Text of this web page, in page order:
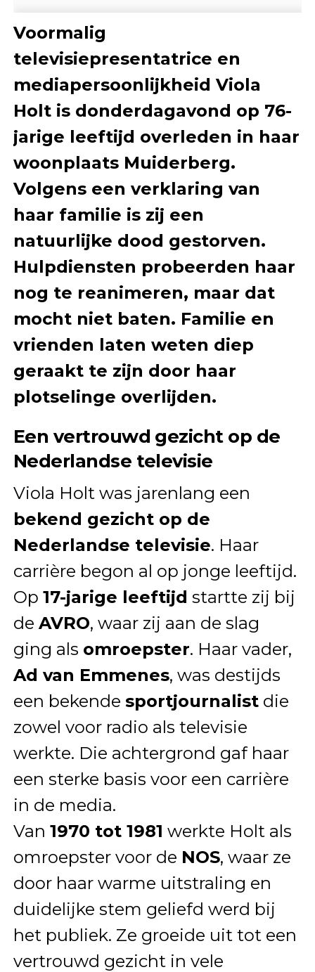
Voormalig
televisiepresentatrice en
mediapersoonlijkheid Viola
Holt is donderdagavond op 76-
jarige leeftijd overleden in haar
woonplaats Muiderberg.
Volgens een verklaring van
haar familie is zij een
natuurlijke dood gestorven.
Hulpdiensten probeerden haar
nog te reanimeren, maar dat
mocht niet baten. Familie en
vrienden laten weten diep
geraakt te zijn door haar
plotselinge overlijden.
Een vertrouwd gezicht op de
Nederlandse televisie
Viola Holt was jarenlang een
bekend gezicht op de
Nederlandse televisie. Haar
carrière begon al op jonge leeftijd.
Op 17-jarige leeftijd startte zij bij
de AVRO, waar zij aan de slag
ging als omroepster. Haar vader,
Ad van Emmenes, was destijds
een bekende sportjournalistdie
zowel voor radio als televisie
werkte. Die achtergrond gaf haar
een sterke basis voor een carrière
in de media.
Van 1970 tot 1981 werkte Holt als
omroepster voor de NOS, waar ze
door haar warme uitstraling en
duidelijke stem geliefd werd bij
het publiek. Ze groeide uit tot een
vertrouwd gezicht in vele